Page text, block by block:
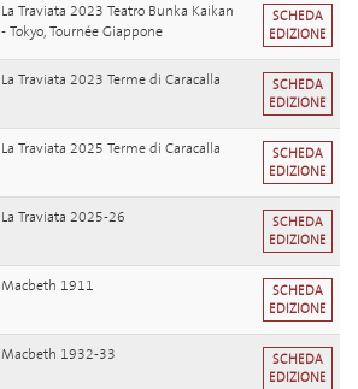
La Traviata 2023 Teatro Bunka Kaikan
- Tokyo, Tournée Giappone
SCHEDA
EDIZIONE
La Traviata 2023 Terme di Caracalla
SCHEDA
EDIZIONE
La Traviata 2025 Terme di Caracalla
SCHEDA
EDIZIONE
La Traviata 2025-26
SCHEDA
EDIZIONE
Macbeth 1911
SCHEDA
EDIZIONE
Macbeth 1932-33
SCHEDA
EDIZIONE